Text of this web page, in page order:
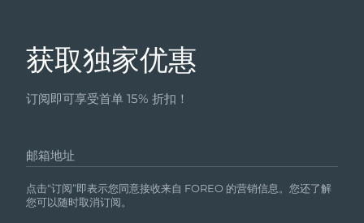
获取独家优惠
订阅即可享受首单 15% 折扣！
邮箱地址
点击“订阅”即表示您同意接收来自 FOREO 的营销信息。您还了解
您可以随时取消订阅。